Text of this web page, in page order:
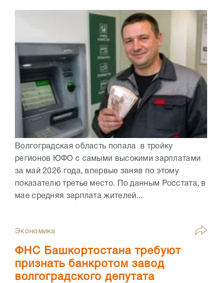
Волгоградская область попала в тройку
регионов ЮФО с самыми высокими зарплатами
за май 2026 года, впервые заняв по этому
показателю третье место. По данным Росстата, в
мае средняя зарплата жителей...
Экономика
ФНС Башкортостана требуют
признать банкротом завод
волгоградского депутата